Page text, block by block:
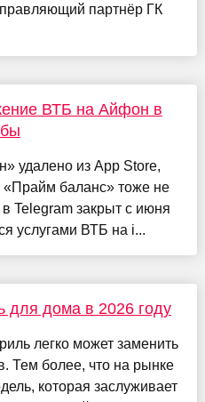
партнёр ГК
ВТБ на Айфон в
удалено из App Store,
«Прайм баланс» тоже не
Telegram закрыт с июня
услугами ВТБ на i...
для дома в 2026 году
легко может заменить
Тем более, что на рынке
которая заслуживает